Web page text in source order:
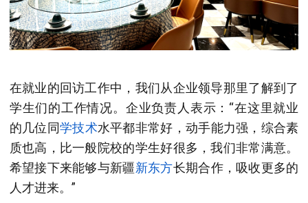
在就业的回访工作中，我们从企业领导那里了解到了
学生们的工作情况。企业负责人表示：“在这里就业
的几位同学技术水平都非常好，动手能力强，综合素
质也高，比一般院校的学生好很多，我们非常满意。
希望接下来能够与新疆新东方长期合作，吸收更多的
人才进来。”